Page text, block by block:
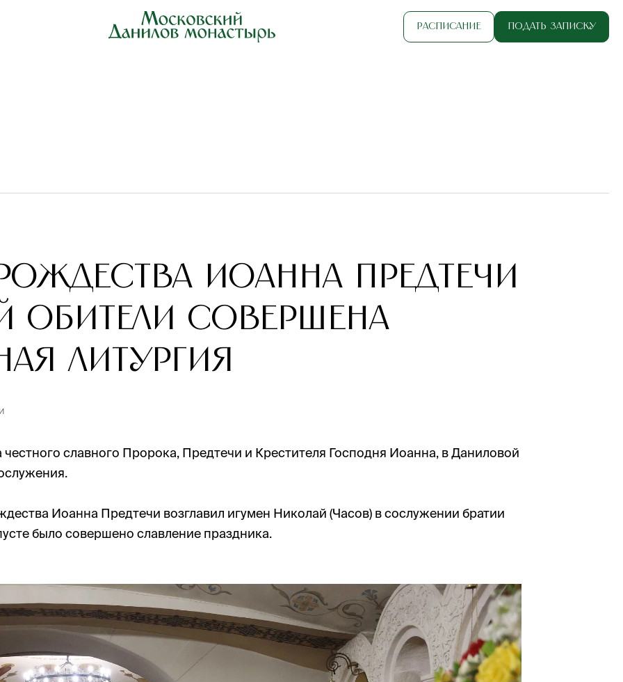
Расписание Подать записку
ОБИТЕЛИ СОВЕРШЕНА ТОРЖЕСТВЕННАЯ ЛИТУРГИЯ
Иоанна Предтечи
обители совершена
Литургия
славного Пророка, Предтечи и Крестителя Господня Иоанна, в Даниловой
Иоанна Предтечи возглавил игумен Николай (Часов) в сослужении братии
было совершено славление праздника.